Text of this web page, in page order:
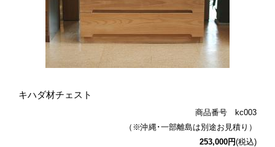
キハダ材チェスト
商品番号 kc003
（※沖縄･一部離島は別途お見積り）
253,000円(税込)